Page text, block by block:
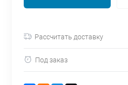
Рассчитать доставку
Под заказ